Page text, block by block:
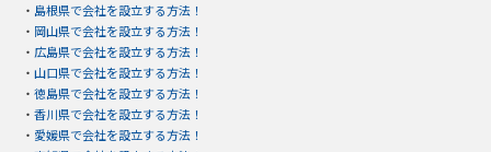
・ 島根県で会社を設立する方法！
・ 岡山県で会社を設立する方法！
・ 広島県で会社を設立する方法！
・ 山口県で会社を設立する方法！
・ 徳島県で会社を設立する方法！
・ 香川県で会社を設立する方法！
・ 愛媛県で会社を設立する方法！